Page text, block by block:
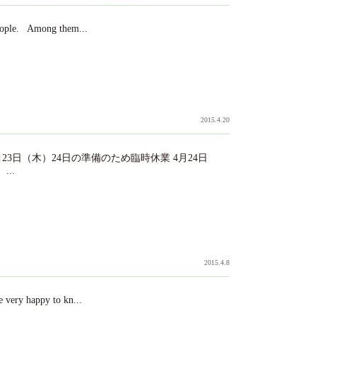
Among them...
2015.4.20
日（木）24日の準備のため臨時休業 4月24日
...
2015.4.8
very happy to kn...